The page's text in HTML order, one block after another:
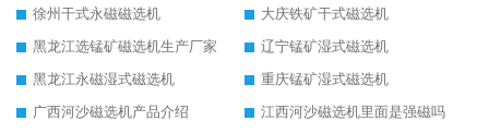
徐州干式永磁磁选机
大庆铁矿干式磁选机
黑龙江选锰矿磁选机生产厂家
辽宁锰矿湿式磁选机
黑龙江永磁湿式磁选机
重庆锰矿湿式磁选机
广西河沙磁选机产品介绍
江西河沙磁选机里面是强磁吗